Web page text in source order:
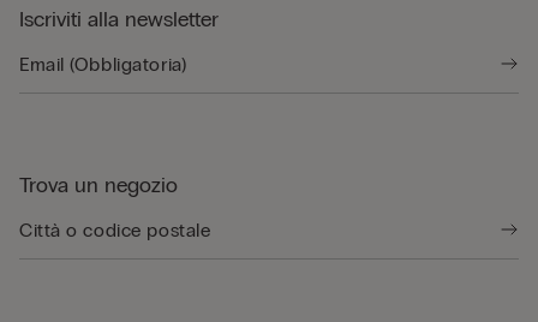
Iscriviti alla newsletter
Trova un negozio